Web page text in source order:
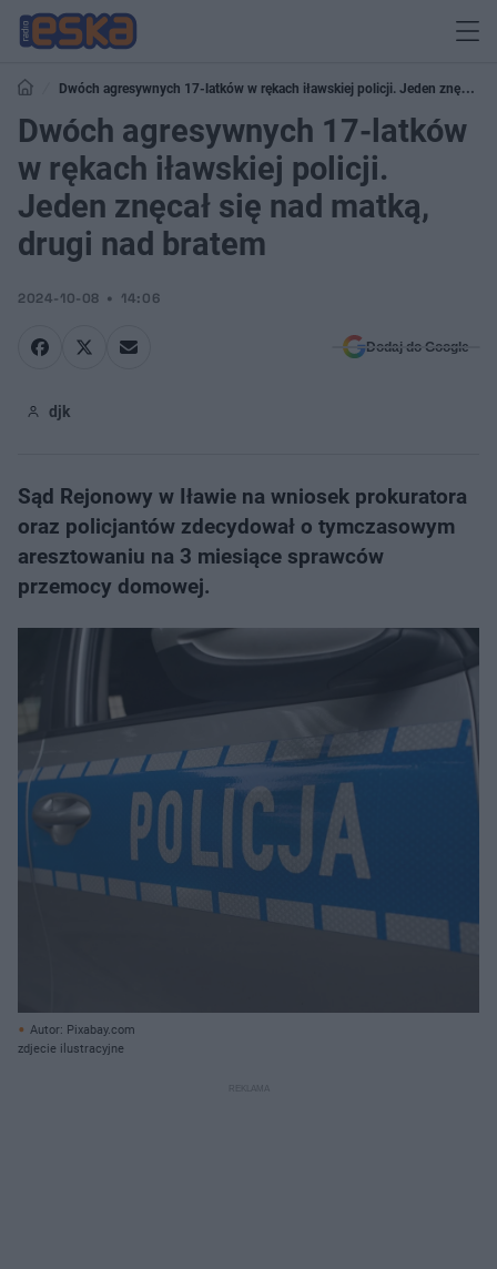
Dwóch agresywnych 17-latków w rękach iławskiej policji. Jeden znęcał
się nad matką, drugi nad bratem
Dwóch agresywnych 17-latków
w rękach iławskiej policji.
Jeden znęcał się nad matką,
drugi nad bratem
2024-10-08 14:06
Dodaj do Google
djk
Sąd Rejonowy w Iławie na wniosek prokuratora
oraz policjantów zdecydował o tymczasowym
aresztowaniu na 3 miesiące sprawców
przemocy domowej.
Autor: Pixabay.com
zdjecie ilustracyjne